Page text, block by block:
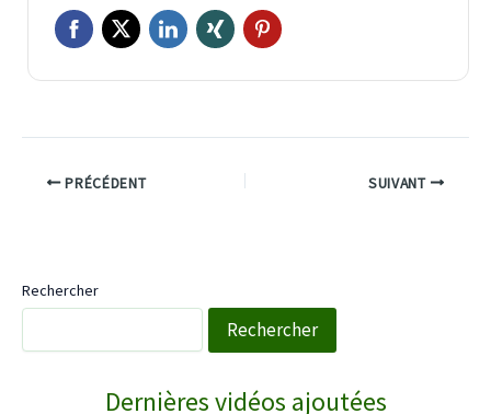
PRÉCÉDENT SUIVANT
Rechercher
Rechercher
Dernières vidéos ajoutées